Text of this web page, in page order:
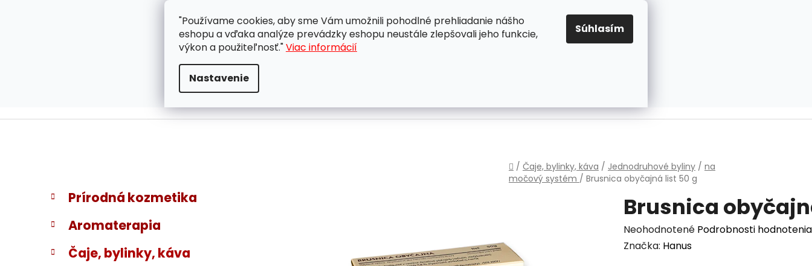
"Používame cookies, aby sme Vám umožnili pohodlné prehliadanie nášho
eshopu a vďaka analýze prevádzky eshopu neustále zlepšovali jeho funkcie,
výkon a použiteľnosť."Viac informácií
Nastavenie
Súhlasím
ZÁKAZNÍCKA PODPORA OBCHODNÉ PODMIENKY OCHRANA OSOBNÝCH ÚDAJOV PRAVIDLÁ PRE COOKIES
EUR
Domov
/ Čaje, bylinky, káva / Jednodruhové byliny / na
močový systém / Brusnica obyčajná list 50 g
B
č
ý
Preskočiť
kategórie
K
a
t
e
ó
Prírodná kozmetika
Aromaterapia
Čaje, bylinky, káva
Brusnica
Priemerné
hodnotenie
Neohodnotené Podrobnosti hodnotenia
Značka: Hanus